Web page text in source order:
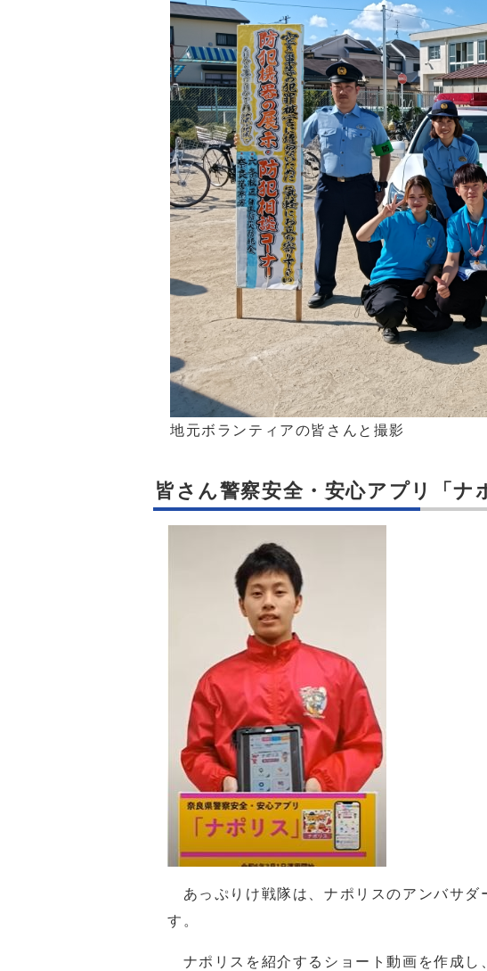
地元ボランティアの皆さんと撮影
皆さん警察安全・安心アプリ「ナ
あっぷりけ戦隊は、ナポリスのアンバサダ
す。
ナポリスを紹介するショート動画を作成し